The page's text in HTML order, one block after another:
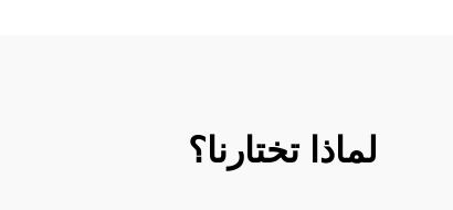
لماذا تختارنا؟